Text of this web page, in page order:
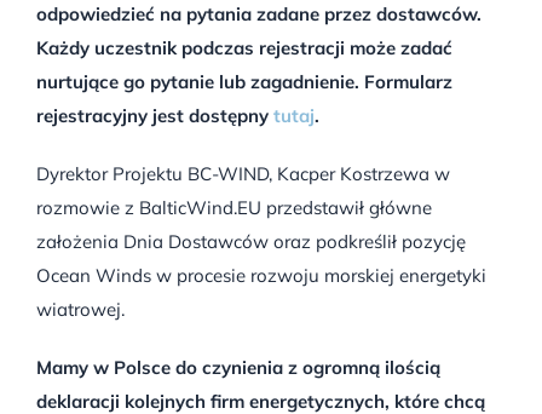
odpowiedzieć na pytania zadane przez dostawców.
Każdy uczestnik podczas rejestracji może zadać
nurtujące go pytanie lub zagadnienie. Formularz
rejestracyjny jest dostępny tutaj.
Dyrektor Projektu BC-WIND, Kacper Kostrzewa w
rozmowie z BalticWind.EU przedstawił główne
założenia Dnia Dostawców oraz podkreślił pozycję
Ocean Winds w procesie rozwoju morskiej energetyki
wiatrowej.
Mamy w Polsce do czynienia z ogromną ilością
deklaracji kolejnych firm energetycznych, które chcą